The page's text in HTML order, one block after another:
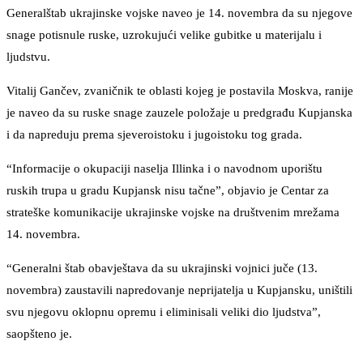
Generalštab ukrajinske vojske naveo je 14. novembra da su njegove
snage potisnule ruske, uzrokujući velike gubitke u materijalu i
ljudstvu.
Vitalij Gančev, zvaničnik te oblasti kojeg je postavila Moskva, ranije
je naveo da su ruske snage zauzele položaje u predgrađu Kupjanska
i da napreduju prema sjeveroistoku i jugoistoku tog grada.
“Informacije o okupaciji naselja Illinka i o navodnom uporištu
ruskih trupa u gradu Kupjansk nisu tačne”, objavio je Centar za
strateške komunikacije ukrajinske vojske na društvenim mrežama
14. novembra.
“Generalni štab obavještava da su ukrajinski vojnici juče (13.
novembra) zaustavili napredovanje neprijatelja u Kupjansku, uništili
svu njegovu oklopnu opremu i eliminisali veliki dio ljudstva”,
saopšteno je.